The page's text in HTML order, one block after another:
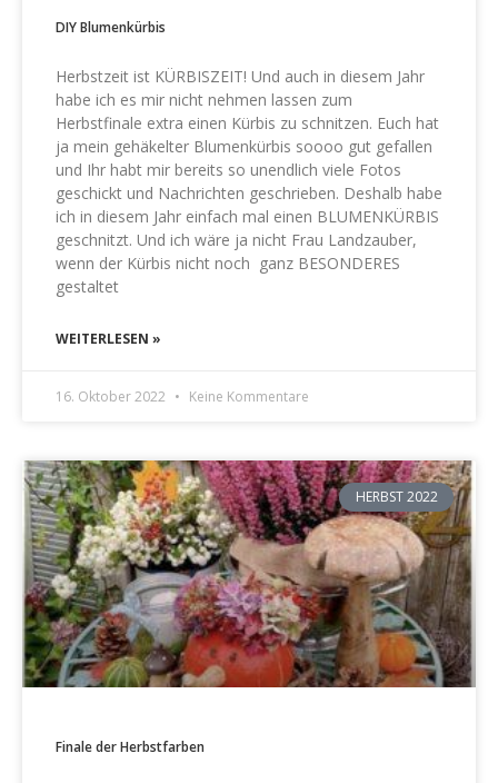
DIY Blumenkürbis
Herbstzeit ist KÜRBISZEIT! Und auch in diesem Jahr
habe ich es mir nicht nehmen lassen zum
Herbstfinale extra einen Kürbis zu schnitzen. Euch hat
ja mein gehäkelter Blumenkürbis soooo gut gefallen
und Ihr habt mir bereits so unendlich viele Fotos
geschickt und Nachrichten geschrieben. Deshalb habe
ich in diesem Jahr einfach mal einen BLUMENKÜRBIS
geschnitzt. Und ich wäre ja nicht Frau Landzauber,
wenn der Kürbis nicht noch ganz BESONDERES
gestaltet
WEITERLESEN »
16. Oktober 2022 Keine Kommentare
HERBST 2022
Finale der Herbstfarben